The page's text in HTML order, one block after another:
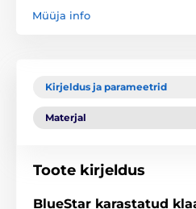
Müüja info
Kirjeldus ja parameetrid
Materjal
Toote kirjeldus
BlueStar karastatud